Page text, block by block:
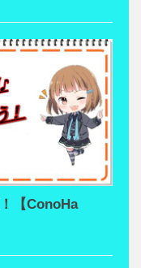
【ConoHa